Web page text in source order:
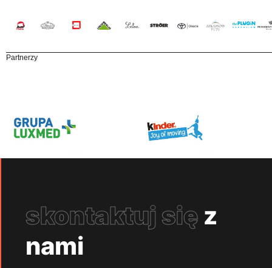
Partnerzy
skontaktuj się z
nami